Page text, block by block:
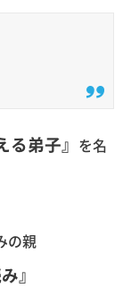
る弟子』 を名
の親
』